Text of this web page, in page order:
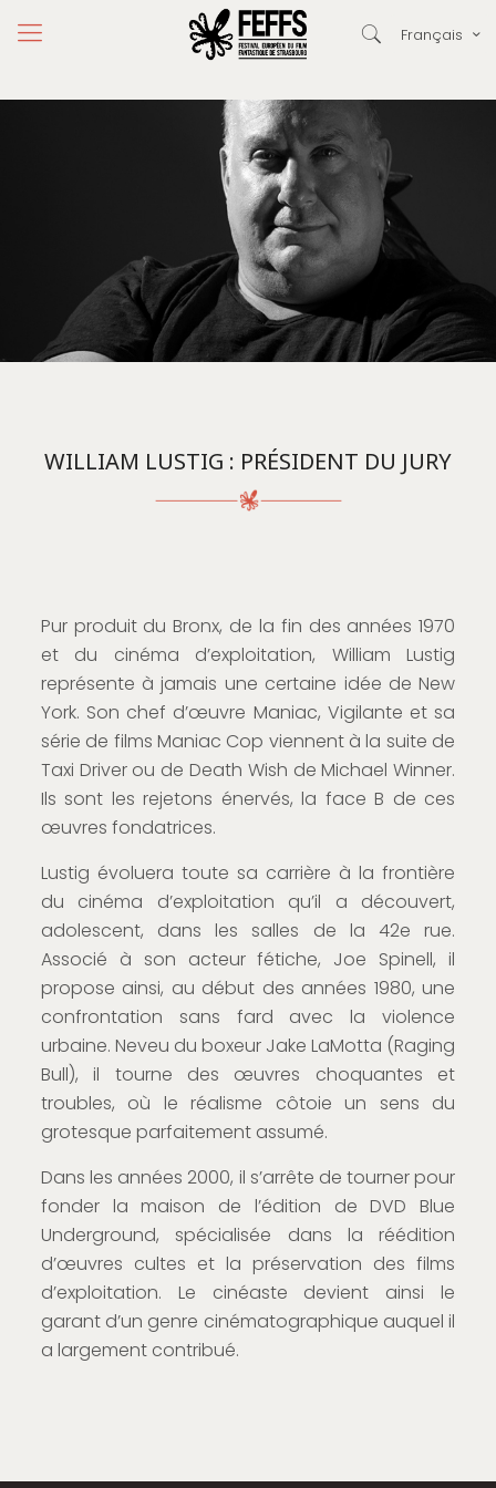
Français
WILLIAM LUSTIG : PRÉSIDENT DU JURY
Pur produit du Bronx, de la fin des années 1970
et du cinéma d’exploitation, William Lustig
représente à jamais une certaine idée de New
York. Son chef d’œuvre Maniac, Vigilante et sa
série de films Maniac Cop viennent à la suite de
Taxi Driver ou de Death Wish de Michael Winner.
Ils sont les rejetons énervés, la face B de ces
œuvres fondatrices.
Lustig évoluera toute sa carrière à la frontière
du cinéma d’exploitation qu’il a découvert,
adolescent, dans les salles de la 42e rue.
Associé à son acteur fétiche, Joe Spinell, il
propose ainsi, au début des années 1980, une
confrontation sans fard avec la violence
urbaine. Neveu du boxeur Jake LaMotta (Raging
Bull), il tourne des œuvres choquantes et
troubles, où le réalisme côtoie un sens du
grotesque parfaitement assumé.
Dans les années 2000, il s’arrête de tourner pour
fonder la maison de l’édition de DVD Blue
Underground, spécialisée dans la réédition
d’œuvres cultes et la préservation des films
d’exploitation. Le cinéaste devient ainsi le
garant d’un genre cinématographique auquel il
a largement contribué.